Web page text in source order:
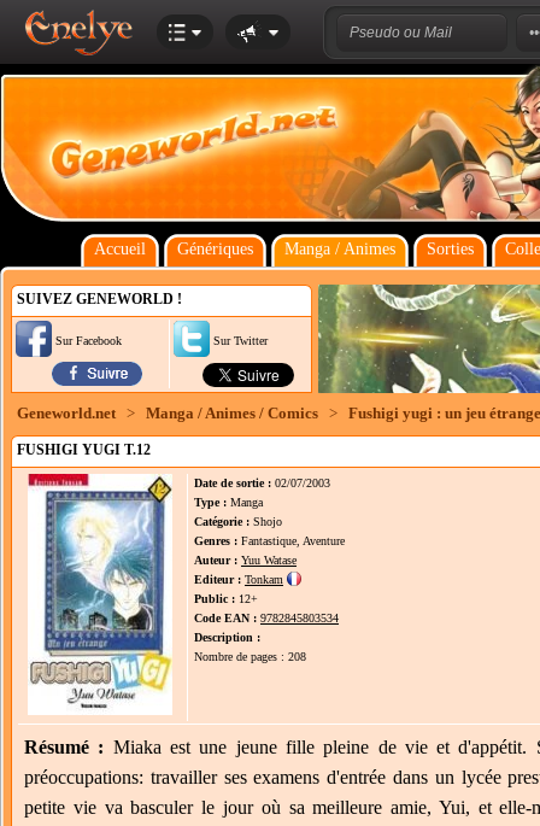
Accueil Génériques Manga / Animes Sorties
SUIVEZ GENEWORLD !
Sur Facebook Sur Twitter
Geneworld.net > Manga / Animes / Comics > Fushigi yugi : un jeu étrange
FUSHIGI YUGI T.12
Date de sortie : 02/07/2003
Type : Manga
Catégorie : Shojo
Genres : Fantastique, Aventure
Auteur : Yuu Watase
Editeur : Tonkam
Public : 12+
Code EAN : 9782845803534
Description :
Nombre de pages : 208
Résumé : Miaka est une jeune fille pleine de vie et d'appétit.
préoccupations: travailler ses examens d'entrée dans un lycée
petite vie va basculer le jour où sa meilleure amie, Yui, et